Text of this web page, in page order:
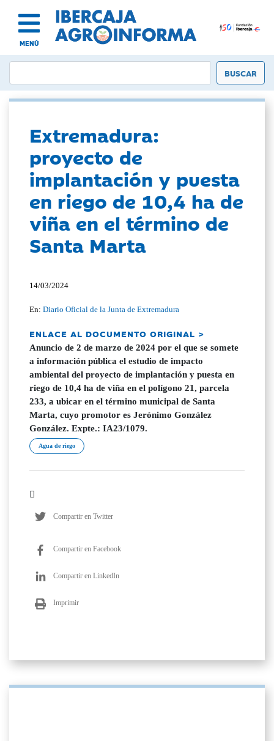
MENÚ
Extremadura:
proyecto de
implantación y puesta
en riego de 10,4 ha de
viña en el término de
Santa Marta
14/03/2024
En:Diario Oficial de la Junta de Extremadura
ENLACE AL DOCUMENTO ORIGINAL >
Anuncio de 2 de marzo de 2024 por el que se somete
a información pública el estudio de impacto
ambiental del proyecto de implantación y puesta en
riego de 10,4 ha de viña en el polígono 21, parcela
233, a ubicar en el término municipal de Santa
Marta, cuyo promotor es Jerónimo González
González. Expte.: IA23/1079.
Agua de riego
Compartir en Twitter
Compartir en Facebook
Compartir en LinkedIn
Imprimir